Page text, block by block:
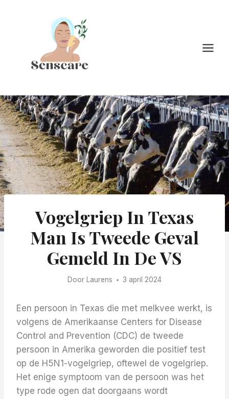
Vogelgriep In Texas
Man Is Tweede Geval
Gemeld In De VS
Door Laurens 3 april 2024
Een persoon in Texas die met melkvee werkt, is
volgens de Amerikaanse Centers for Disease
Control and Prevention (CDC) de tweede
persoon in Amerika geworden die positief test
op de H5N1-vogelgriep, oftewel de vogelgriep.
Het enige symptoom van de persoon was het
type rode ogen dat doorgaans wordt